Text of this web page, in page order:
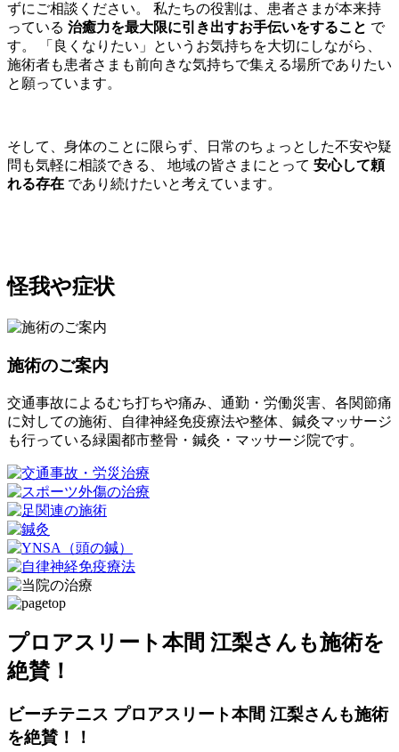
ずにご相談ください。 私たちの役割は、患者さまが本来持
っている 治癒力を最大限に引き出すお手伝いをすること で
す。 「良くなりたい」というお気持ちを大切にしながら、
施術者も患者さまも前向きな気持ちで集える場所でありたい
と願っています。
そして、身体のことに限らず、日常のちょっとした不安や疑
問も気軽に相談できる、 地域の皆さまにとって 安心して頼
れる存在 であり続けたいと考えています。
怪我や症状
施術のご案内
交通事故によるむち打ちや痛み、通勤・労働災害、各関節痛
に対しての施術、自律神経免疫療法や整体、鍼灸マッサージ
も行っている緑園都市整骨・鍼灸・マッサージ院です。
プロアスリート本間 江梨さんも施術を
絶賛！
ビーチテニス プロアスリート本間 江梨さんも施術
を絶賛！！